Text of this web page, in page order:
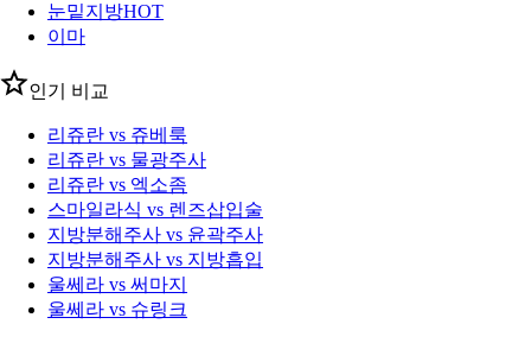
눈밑지방HOT
이마
인기 비교
리쥬란 vs 쥬베룩
리쥬란 vs 물광주사
리쥬란 vs 엑소좀
스마일라식 vs 렌즈삽입술
지방분해주사 vs 윤곽주사
지방분해주사 vs 지방흡입
울쎄라 vs 써마지
울쎄라 vs 슈링크